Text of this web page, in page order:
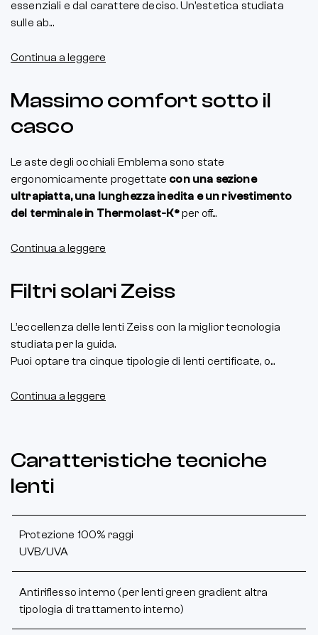
essenziali e dal carattere deciso. Un’estetica studiata
sulle ab...
Continua a leggere
Massimo comfort sotto il
casco
Le aste degli occhiali Emblema sono state
ergonomicamente progettate con una sezione
ultrapiatta, una lunghezza inedita e un rivestimento
del terminale in Thermolast-K®per off...
Continua a leggere
Filtri solari Zeiss
L’eccellenza delle lenti Zeiss con la miglior tecnologia
studiata per la guida.
Puoi optare tra cinque tipologie di lenti certificate, o...
Continua a leggere
Caratteristiche tecniche
lenti
Protezione 100% raggi
UVB/UVA
Antiriflesso interno (per lenti green gradient altra
tipologia di trattamento interno)